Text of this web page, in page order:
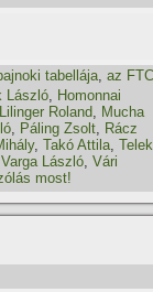
tabellája, az FTC
László, Homonnai
Lilinger Roland, Mucha
, Páling Zsolt, Rácz
, Takó Attila, Telek
Varga László, Vári
most!